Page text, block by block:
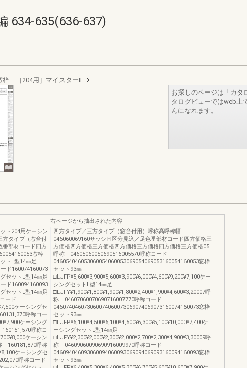
634-635(636-637)
［204用］マイスターII
お探しのページは「カタ
タログビューではweb上
んになれます。
ト204用ケーシン
方タイプ（窓台付
番部材コード四方
窓枠
トL型14㎜足
ド160074160073
セットL型14㎜足
ド160094160093
セットL型14㎜足
ード
ケーシングセ
呼称コー
ケーシング
呼称コ
ケーシン
160181,870呼称
ケーシングセ
呼称コード
右ページから抽出された内容
四方タイプ／三方タイプ（窓台付用）呼称高呼称幅
046060069160サッシＨ区分見込／足色番部材コード四方価格三
方価格四方価格三方価格四方価格三方価格四方価格三方価格05
呼称 04605060050690516005570呼称コード
046054046053060054060053069054069053160054160053窓枠
セット93㎜
□LJFP¥5,600¥3,900¥5,600¥3,900¥6,000¥4,600¥9,200¥7,100ケー
シングセットL型14㎜足
□LJFY¥1,900¥1,800¥1,900¥1,800¥2,400¥1,900¥4,600¥3,20007呼
称 04607060070690716007770呼称コード
046074046073060074060073069074069073160074160073窓枠
セット93㎜
□LJFP¥6,100¥4,500¥6,100¥4,500¥6,300¥5,100¥10,000¥7,400ケ
ーシングセットL型14㎜足
□LJFY¥2,300¥2,000¥2,300¥2,000¥2,700¥2,300¥4,900¥3,30009呼
称 04609060090690916009970呼称コード
046094046093060094060093069094069093160094160093窓枠
セット93㎜